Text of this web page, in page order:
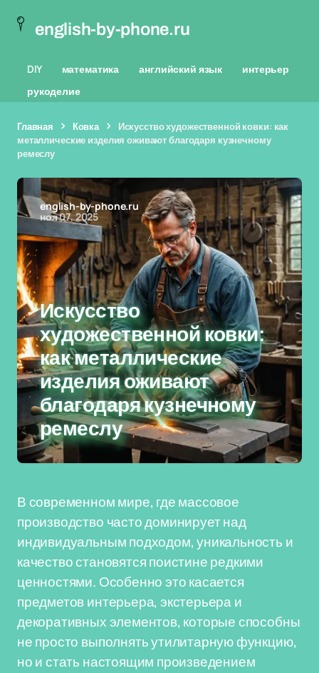
english-by-phone.ru
DIY математика английский язык
интерьер
рукоделие
Главная Ковка
Искусство художественной ковки: как
металлические изделия оживают благодаря кузнечному
ремеслу
english-by-phone.ru
ноя 07, 2025
Искусство
художественной ковки:
как металлические
изделия оживают
благодаря кузнечному
ремеслу
В современном мире, где массовое
производство часто доминирует над
индивидуальным подходом, уникальность и
качество становятся поистине редкими
ценностями. Особенно это касается
предметов интерьера, экстерьера и
декоративных элементов, которые способны
не просто выполнять утилитарную функцию,
но и стать настоящим произведением